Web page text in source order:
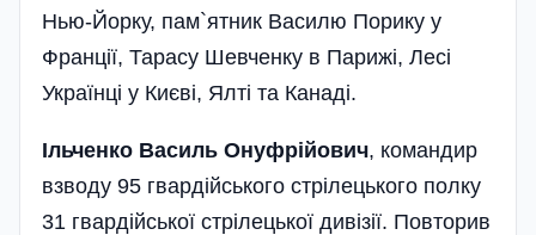
Нью-Йорку, пам`ятник Василю Порику у
Франції, Тарасу Шевченку в Парижі, Лесі
Українці у Києві, Ялті та Канаді.
Ільченко Василь Онуфрійович, командир
взводу 95 гвардійського стрілецького полку
31 гвардійської стрілецької дивізії. Повторив